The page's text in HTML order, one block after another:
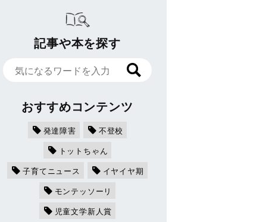
記事や本を探す
おすすめコンテンツ
発達障害
不登校
トットちゃん
子育てニュース
イヤイヤ期
モンテッソーリ
児童文学新人賞